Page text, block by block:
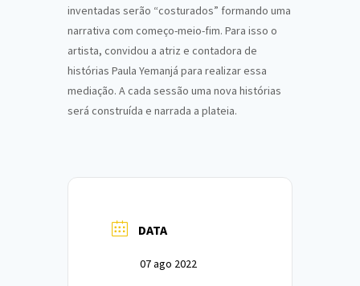
inventadas serão “costurados” formando uma
narrativa com começo-meio-fim. Para isso o
artista, convidou a atriz e contadora de
histórias Paula Yemanjá para realizar essa
mediação. A cada sessão uma nova histórias
será construída e narrada a plateia.
DATA
07 ago 2022